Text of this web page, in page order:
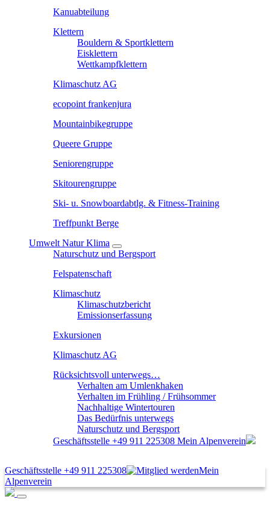
Kanuabteilung
Klettern
Bouldern & Sportklettern
Eisklettern
Wettkampfklettern
Klimaschutz AG
ecopoint frankenjura
Mountainbikegruppe
Queere Gruppe
Seniorengruppe
Skitourengruppe
Ski- u. Snowboardabtlg. & Fitness-Training
Treffpunkt Berge
Umwelt Natur Klima
Naturschutz und Bergsport
Felspatenschaft
Klimaschutz
Klimaschutzbericht
Emissionserfassung
Exkursionen
Klimaschutz AG
Rücksichtsvoll unterwegs…
Verhalten am Umlenkhaken
Verhalten im Frühling / Frühsommer
Nachhaltige Wintertouren
Das Bedürfnis unterwegs
Naturschutz und Bergsport
Geschäftsstelle +49 911 225308 Mein Alpenverein
Geschäftsstelle +49 911 225308
Mein
Alpenverein